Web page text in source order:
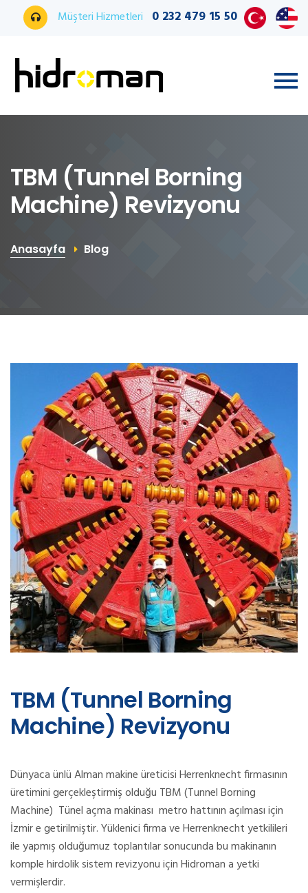
Müşteri Hizmetleri 0 232 479 15 50
TBM (Tunnel Borning
Machine) Revizyonu
Anasayfa Blog
TBM (Tunnel Borning
Machine) Revizyonu
Dünyaca ünlü Alman makine üreticisi Herrenknecht firmasının
üretimini gerçekleştirmiş olduğu TBM (Tunnel Borning
Machine) Tünel açma makinası metro hattının açılması için
İzmir e getirilmiştir. Yüklenici firma ve Herrenknecht yetkilileri
ile yapmış olduğumuz toplantılar sonucunda bu makinanın
komple hirdolik sistem revizyonu için Hidroman a yetki
vermişlerdir.